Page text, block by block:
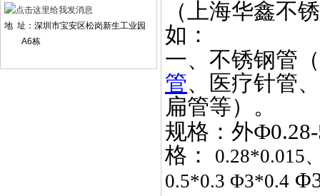
地 址：深圳市宝安区松岗新生工业园
A6栋
（上海华鑫不
如：
一、不锈钢管
管、医疗针管
扁管等）。
规格：外
格：
0.28*0.015
0.5*0.3 Φ3*0.4